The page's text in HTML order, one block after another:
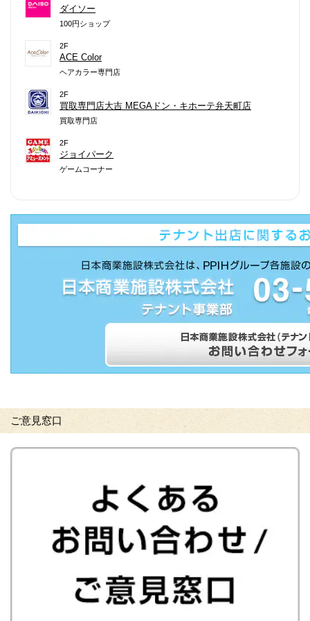
ダイソー
100円ショップ
2F
ACE Color
ヘアカラー専門店
2F
買取専門店大吉 MEGAドン・キホーテ弁天町店
買取専門店
2F
ジョイパーク
ゲームコーナー
ご意見窓口